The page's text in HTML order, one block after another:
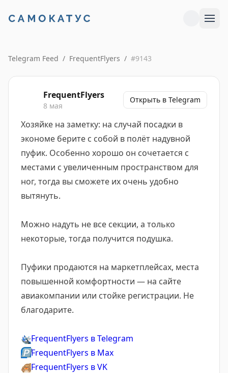
Telegram Feed / FrequentFlyers / #9143
FrequentFlyers
8 мая
Открыть в Telegram
Хозяйке на заметку: на случай посадки в
экономе берите с собой в полёт надувной
пуфик. Особенно хорошо он сочетается с
местами с увеличенным пространством для
ног, тогда вы сможете их очень удобно
вытянуть.
Можно надуть не все секции, а только
некоторые, тогда получится подушка.
Пуфики продаются на маркетплейсах, места
повышенной комфортности — на сайте
авиакомпании или стойке регистрации. Не
благодарите.
🛬FrequentFlyers в Telegram
🅿️FrequentFlyers в Max
🙈FrequentFlyers в VK